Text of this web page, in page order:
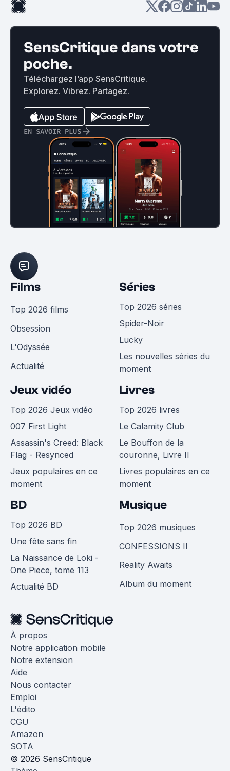
SensCritique dans votre
poche.
Téléchargez l’app SensCritique.
Explorez. Vibrez. Partagez.
EN SAVOIR PLUS
Films
Top 2026 films
Obsession
L'Odyssée
Actualité
Séries
Top 2026 séries
Spider-Noir
Lucky
Les nouvelles séries du
moment
Jeux vidéo
Top 2026 Jeux vidéo
007 First Light
Assassin's Creed: Black
Flag - Resynced
Jeux populaires en ce
moment
Livres
Top 2026 livres
Le Calamity Club
Le Bouffon de la
couronne, Livre II
Livres populaires en ce
moment
BD
Top 2026 BD
Une fête sans fin
La Naissance de Loki -
One Piece, tome 113
Actualité BD
Musique
Top 2026 musiques
CONFESSIONS II
Reality Awaits
Album du moment
À propos
Notre application mobile
Notre extension
Aide
Nous contacter
Emploi
L'édito
CGU
Amazon
SOTA
© 2026 SensCritique